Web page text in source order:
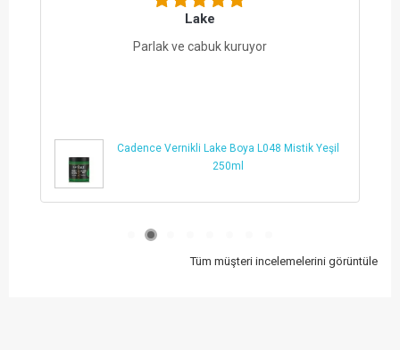
Boya
Saticiya ilgisi ve hizi icin tesekkur ederim. Boyadan
Cadence Vernikli Lake Boya L018 Crimson
Kırmızı 250ml
Tüm müşteri incelemelerini görüntüle